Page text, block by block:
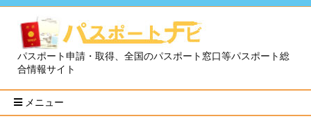
パスポート申請・取得、全国のパスポート窓口等パスポート総
合情報サイト
メニュー